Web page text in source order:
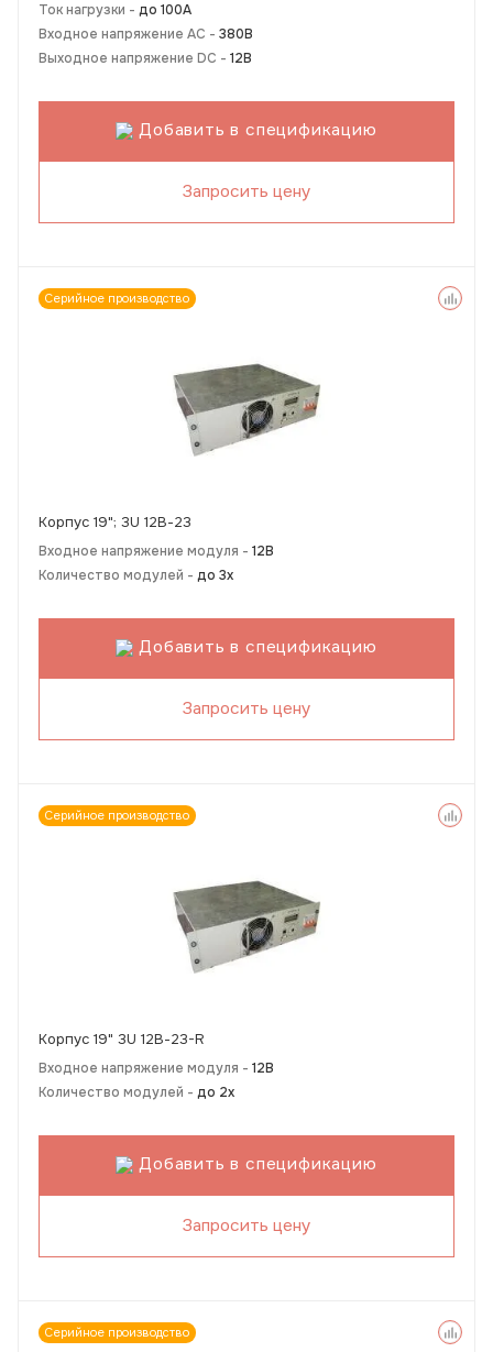
Ток нагрузки - до 100А
Входное напряжение AC - 380В
Выходное напряжение DC - 12В
Добавить в спецификацию
Запросить цену
Серийное производство
Корпус 19"; 3U 12В-23
Входное напряжение модуля - 12В
Количество модулей - до 3х
Добавить в спецификацию
Запросить цену
Серийное производство
Корпус 19" 3U 12В-23-R
Входное напряжение модуля - 12В
Количество модулей - до 2х
Добавить в спецификацию
Запросить цену
Серийное производство